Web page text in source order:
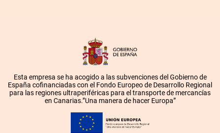
Esta empresa se ha acogido a las subvenciones del Gobierno de
España cofinanciadas con el Fondo Europeo de Desarrollo Regional
para las regiones ultraperiféricas para el transporte de mercancías
en Canarias.”Una manera de hacer Europa”